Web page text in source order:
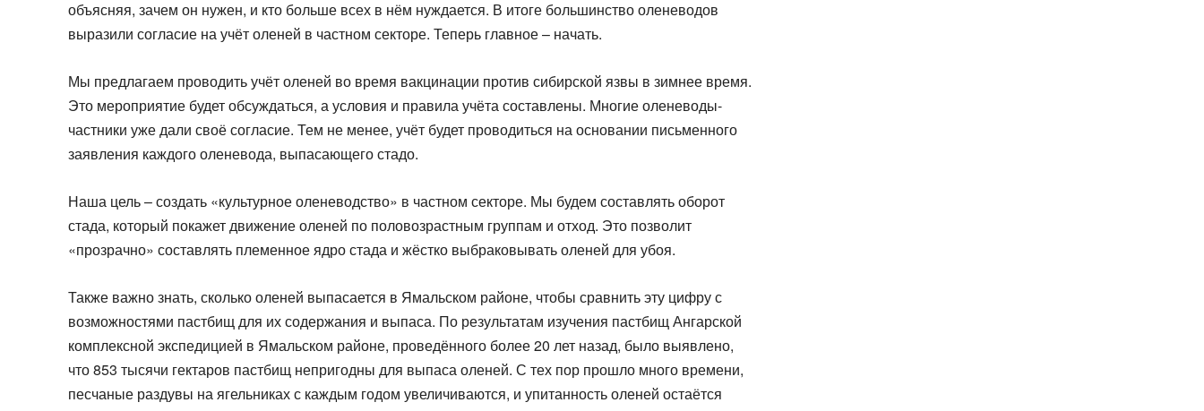
объясняя, зачем он нужен, и кто больше всех в нём нуждается. В итоге большинство оленеводов
выразили согласие на учёт оленей в частном секторе. Теперь главное – начать.
Мы предлагаем проводить учёт оленей во время вакцинации против сибирской язвы в зимнее время.
Это мероприятие будет обсуждаться, а условия и правила учёта составлены. Многие оленеводы-
частники уже дали своё согласие. Тем не менее, учёт будет проводиться на основании письменного
заявления каждого оленевода, выпасающего стадо.
Наша цель – создать «культурное оленеводство» в частном секторе. Мы будем составлять оборот
стада, который покажет движение оленей по половозрастным группам и отход. Это позволит
«прозрачно» составлять племенное ядро стада и жёстко выбраковывать оленей для убоя.
Также важно знать, сколько оленей выпасается в Ямальском районе, чтобы сравнить эту цифру с
возможностями пастбищ для их содержания и выпаса. По результатам изучения пастбищ Ангарской
комплексной экспедицией в Ямальском районе, проведённого более 20 лет назад, было выявлено,
что 853 тысячи гектаров пастбищ непригодны для выпаса оленей. С тех пор прошло много времени,
песчаные раздувы на ягельниках с каждым годом увеличиваются, и упитанность оленей остаётся